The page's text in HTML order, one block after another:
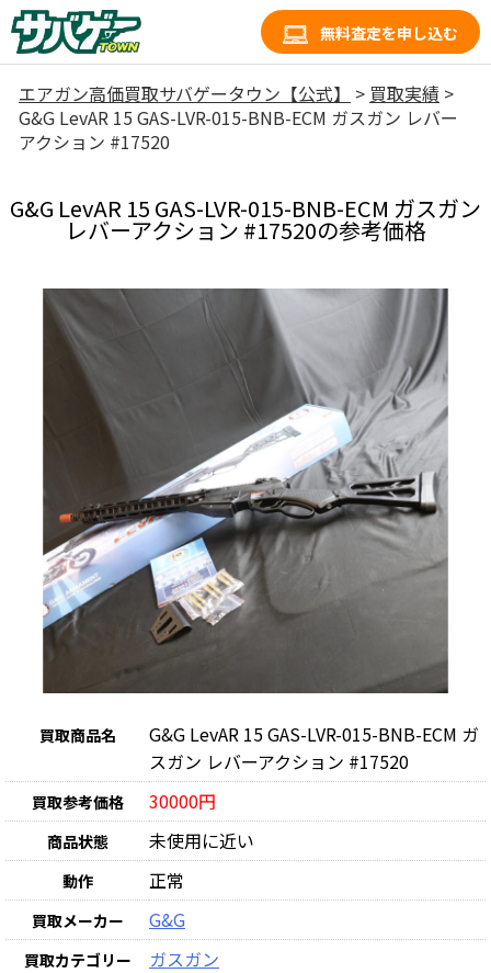
無料査定を申し込む
エアガン高価買取サバゲータウン【公式】 > 買取実績 >
G&G LevAR 15 GAS-LVR-015-BNB-ECM ガスガン レバー
アクション #17520
G&G LevAR 15 GAS-LVR-015-BNB-ECM ガスガン
レバーアクション #17520の参考価格
買取商品名
G&G LevAR 15 GAS-LVR-015-BNB-ECM ガ
スガン レバーアクション #17520
買取参考価格 30000円
商品状態 未使用に近い
動作 正常
買取メーカー G&G
買取カテゴリー ガスガン